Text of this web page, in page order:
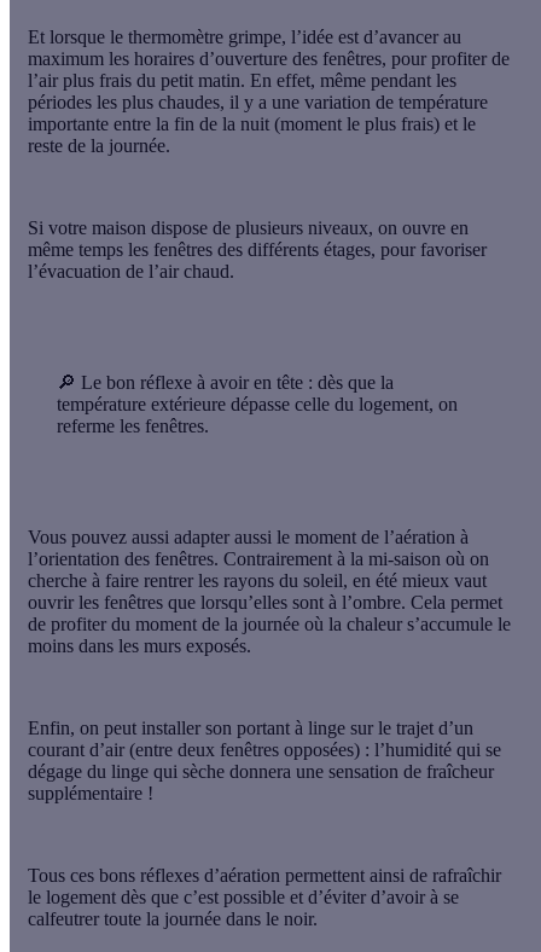
Et lorsque le thermomètre grimpe, l’idée est d’avancer au
maximum les horaires d’ouverture des fenêtres, pour profiter de
l’air plus frais du petit matin. En effet, même pendant les
périodes les plus chaudes, il y a une variation de température
importante entre la fin de la nuit (moment le plus frais) et le
reste de la journée.
Si votre maison dispose de plusieurs niveaux, on ouvre en
même temps les fenêtres des différents étages, pour favoriser
l’évacuation de l’air chaud.
🔎 Le bon réflexe à avoir en tête : dès que la
température extérieure dépasse celle du logement, on
referme les fenêtres.
Vous pouvez aussi adapter aussi le moment de l’aération à
l’orientation des fenêtres. Contrairement à la mi-saison où on
cherche à faire rentrer les rayons du soleil, en été mieux vaut
ouvrir les fenêtres que lorsqu’elles sont à l’ombre. Cela permet
de profiter du moment de la journée où la chaleur s’accumule le
moins dans les murs exposés.
Enfin, on peut installer son portant à linge sur le trajet d’un
courant d’air (entre deux fenêtres opposées) : l’humidité qui se
dégage du linge qui sèche donnera une sensation de fraîcheur
supplémentaire !
Tous ces bons réflexes d’aération permettent ainsi de rafraîchir
le logement dès que c’est possible et d’éviter d’avoir à se
calfeutrer toute la journée dans le noir.